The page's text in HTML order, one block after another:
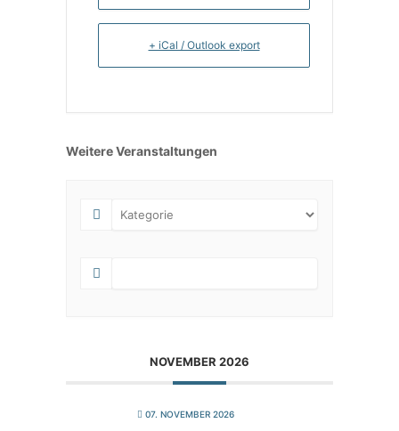
+ iCal / Outlook export
Weitere Veranstaltungen
NOVEMBER 2026
07. NOVEMBER 2026